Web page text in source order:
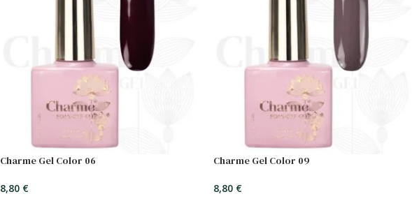
Charme Gel Color 06
8,80 €
Charme Gel Color 09
8,80 €